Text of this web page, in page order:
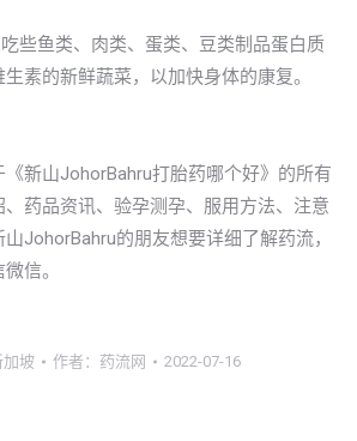
些鱼类、肉类、蛋类、豆类制品蛋白质
素的新鲜蔬菜，以加快身体的康复。
新山JohorBahru打胎药哪个好》的所有
药品资讯、验孕测孕、服用方法、注意
JohorBahru的朋友想要详细了解药流，
信。
加坡 作者： 药流网 2022-07-16